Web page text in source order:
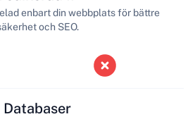
enbart din webbplats för bättre
och SEO.
Databaser